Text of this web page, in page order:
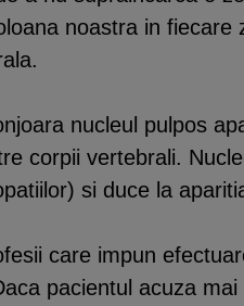
noastra in fiecare
nucleul pulpos
corpii vertebrali.
si duce la
care impun
pacientul acuza